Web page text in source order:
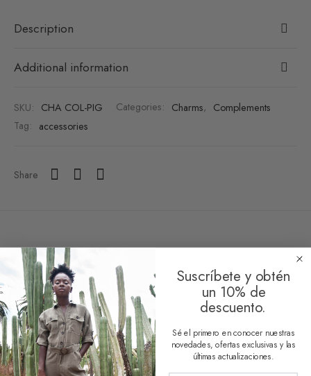
Description
Additional information
SKU: CHA COL-PIG Categories: Charms, Complements
Tag: accessories
Share
Related products Suscríbete y obtén
un 10% de
descuento.
Sé el primero en conocer nuestras
novedades, ofertas exclusivas y las
últimas actualizaciones.